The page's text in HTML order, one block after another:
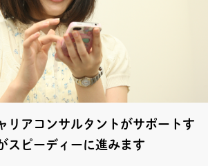
リアコンサルタントがサポートす
スピーディーに進みます